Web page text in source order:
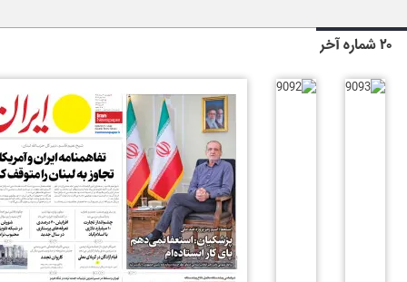
۲۰ شماره آخر